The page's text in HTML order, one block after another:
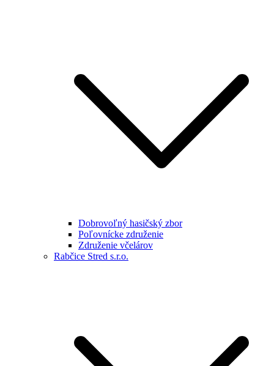
Dobrovoľný hasičský zbor
Poľovnícke združenie
Združenie včelárov
Rabčice Stred s.r.o.